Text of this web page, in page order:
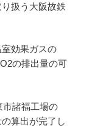
扱う大阪故鉄
効果ガスの
の排出量の可
市諸福工場の
算出が完了し